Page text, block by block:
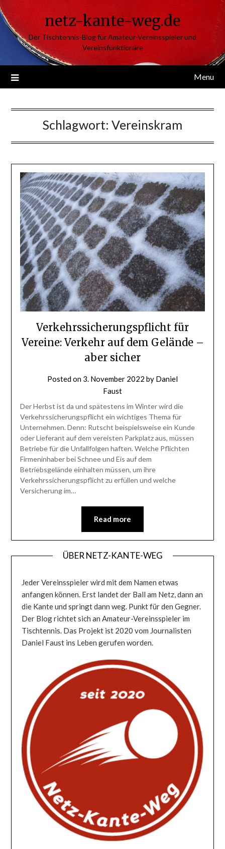
Skip
to
content
netz-kante-weg.de
Der Tischtennis-Blog für Amateur-Vereinsspieler und
Vereinsfunktionäre
Menu
Schlagwort: Vereinskram
Verkehrssicherungspflicht für
Vereine: Verkehr auf dem Gelände –
aber sicher
Posted on 3. November 2022 by Daniel
Faust
Der Herbst ist da und spätestens im Winter wird die
Verkehrssicherungspflicht ein wichtiges Thema für
Unternehmen. Denn: Rutscht beispielsweise ein Kunde
oder Lieferant auf dem vereisten Parkplatz aus, müssen
Betriebe für die Unfallfolgen haften. Welche Pflichten
Firmeninhaber bei Schnee und Eis auf dem
Betriebsgelände einhalten müssen, um ihre
Verkehrssicherungspflicht zu erfüllen und welche
Versicherung im…
Read more
ÜBER NETZ-KANTE-WEG
Jeder Vereinsspieler wird mit dem Namen etwas
anfangen können. Erst landet der Ball am Netz, dann an
die Kante und springt dann weg. Punkt für den Gegner.
Der Blog richtet sich an Amateur-Vereinsspieler im
Tischtennis. Das Projekt ist 2020 vom Journalisten
Daniel Faust ins Leben gerufen worden.